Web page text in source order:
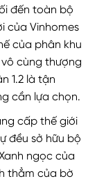
đến toàn bộ
của Vinhomes
của phân khu
cùng thượng
1.2 là tận
cần lựa chọn.
cấp thế giới
đều sở hữu bộ
ngọc của
thẳm của bờ